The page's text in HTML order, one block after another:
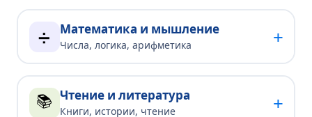
➗ Математика и мышление
Числа, логика, арифметика +
📚 Чтение и литература
Книги, истории, чтение +